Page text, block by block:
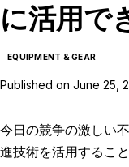
に活用で
EQUIPMENT & GEAR
Published on June 25,
今日の競争の激しい
進技術を活用するこ